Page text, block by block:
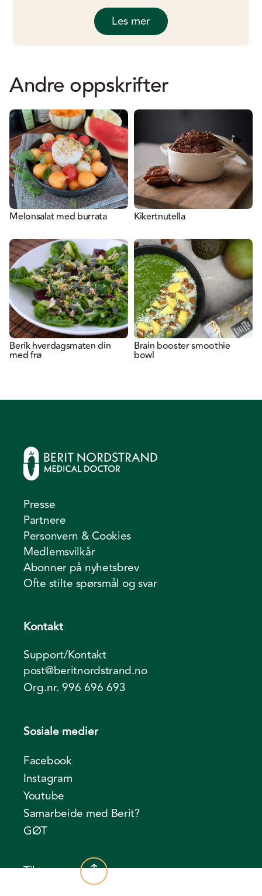
Les mer
Andre oppskrifter
Melonsalat med burrata Kikertnutella
Berik hverdagsmaten din
med frø
Brain booster smoothie
bowl
Presse
Partnere
Personvern & Cookies
Medlemsvilkår
Abonner på nyhetsbrev
Ofte stilte spørsmål og svar
Kontakt
Support/Kontakt
post@beritnordstrand.no
Org.nr. 996 696 693
Sosiale medier
Facebook
Instagram
Youtube
Samarbeide med Berit?
GØT
Til toppen